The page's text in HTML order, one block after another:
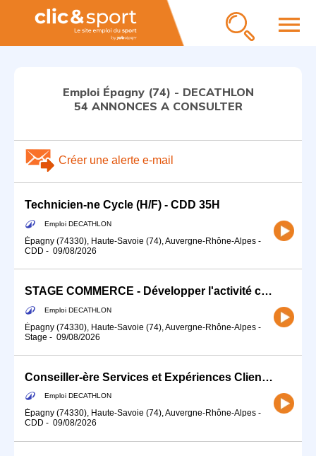
menu
Emploi Épagny (74) - DECATHLON
54 ANNONCES A CONSULTER
Créer une alerte e-mail
Technicien-ne Cycle (H/F) - CDD 35H
Emploi DECATHLON
Épagny (74330), Haute-Savoie (74), Auvergne-Rhône-Alpes -
CDD - 09/08/2026
STAGE COMMERCE - Développer l'activité commerciale de ton sport (H/F)
Emploi DECATHLON
Épagny (74330), Haute-Savoie (74), Auvergne-Rhône-Alpes -
Stage - 09/08/2026
Conseiller-ère Services et Expériences Client (H/F)
Emploi DECATHLON
Épagny (74330), Haute-Savoie (74), Auvergne-Rhône-Alpes -
CDD - 09/08/2026